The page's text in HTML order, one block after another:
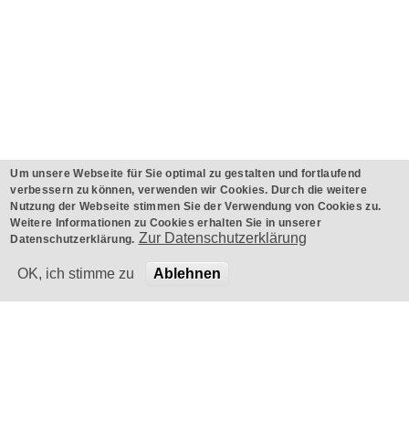
Um unsere Webseite für Sie optimal zu gestalten und fortlaufend
verbessern zu können, verwenden wir Cookies. Durch die weitere
Nutzung der Webseite stimmen Sie der Verwendung von Cookies zu.
Weitere Informationen zu Cookies erhalten Sie in unserer
Datenschutzerklärung. Zur Datenschutzerklärung
OK, ich stimme zu Ablehnen